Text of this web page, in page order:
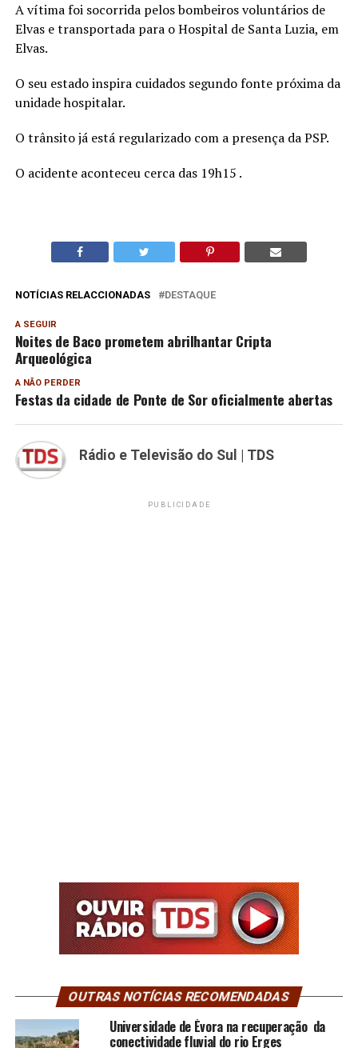
A vítima foi socorrida pelos bombeiros voluntários de
Elvas e transportada para o Hospital de Santa Luzia, em
Elvas.
O seu estado inspira cuidados segundo fonte próxima da
unidade hospitalar.
O trânsito já está regularizado com a presença da PSP.
O acidente aconteceu cerca das 19h15 .
NOTÍCIAS RELACCIONADAS DESTAQUE
A SEGUIR
Noites de Baco prometem abrilhantar Cripta
Arqueológica
A NÃO PERDER
Festas da cidade de Ponte de Sor oficialmente abertas
Rádio e Televisão do Sul | TDS
PUBLICIDADE
OUTRAS NOTÍCIAS RECOMENDADAS
Universidade de Évora na recuperação da
conectividade fluvial do rio Erges